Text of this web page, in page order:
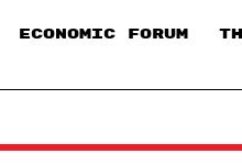
ECONOMIC FORUM